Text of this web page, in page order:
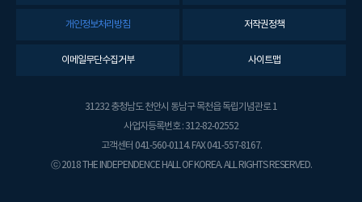
개인정보처리방침 저작권정책
이메일무단수집거부 사이트맵
31232 충청남도 천안시 동남구 목천읍 독립기념관로 1
사업자등록번호 : 312-82-02552
고객센터 041-560-0114. FAX 041-557-8167.
ⓒ 2018 THE INDEPENDENCE HALL OF KOREA. ALL RIGHTS RESERVED.